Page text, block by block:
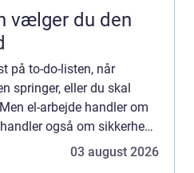
på to-do-listen, når
springer, eller du skal
el-arbejde handler om
også om sikkerhed,
Derfor giver det mening
03 august 2026